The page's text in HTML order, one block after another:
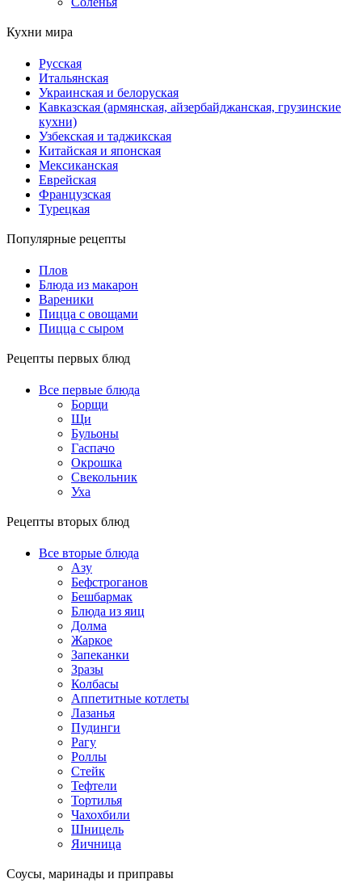
Кухни мира
Русская
Итальянская
Украинская и белоруская
Кавказская (армянская, айзербайджанская, грузинские
кухни)
Узбекская и таджикская
Китайская и японская
Мексиканская
Еврейская
Французская
Турецкая
Популярные рецепты
Плов
Блюда из макарон
Вареники
Пицца с овощами
Пицца с сыром
Рецепты первых блюд
Все первые блюда
Борщи
Щи
Бульоны
Гаспачо
Окрошка
Свекольник
Уха
Рецепты вторых блюд
Все вторые блюда
Азу
Бефстроганов
Бешбармак
Блюда из яиц
Долма
Жаркое
Запеканки
Зразы
Колбасы
Аппетитные котлеты
Лазанья
Пудинги
Рагу
Роллы
Стейк
Тефтели
Тортилья
Чахохбили
Шницель
Яичница
Соусы, маринады и приправы